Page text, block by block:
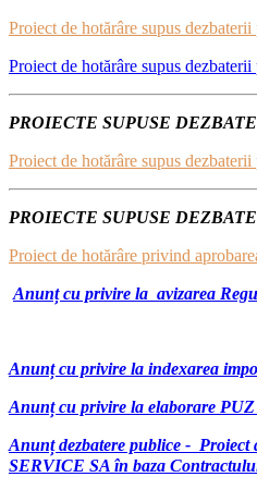
Proiect de hotărâre supus
Proiect de hotărâre supus
PROIECTE SUPUSE
Proiect de hotărâre supus
PROIECTE SUPUSE
Proiect de hotărâre privind
Anunț cu privire la avizarea
Anunț cu privire la indexarea
Anunț cu privire la elaborare
Anunț dezbatere publice -
SERVICE SA în baza